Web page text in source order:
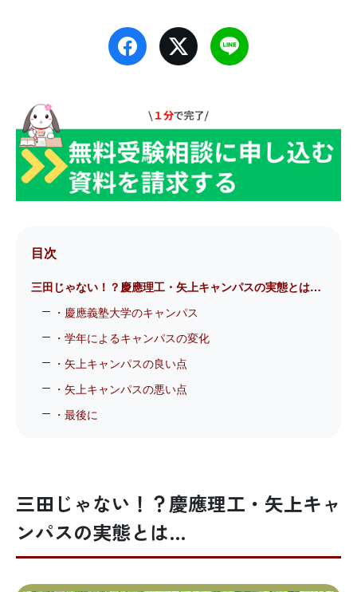
目次
三田じゃない！？慶應理工・矢上キャンパスの実態とは…
・慶應義塾大学のキャンパス
・学年によるキャンパスの変化
・矢上キャンパスの良い点
・矢上キャンパスの悪い点
・最後に
三田じゃない！？慶應理工・矢上キャ
ンパスの実態とは…